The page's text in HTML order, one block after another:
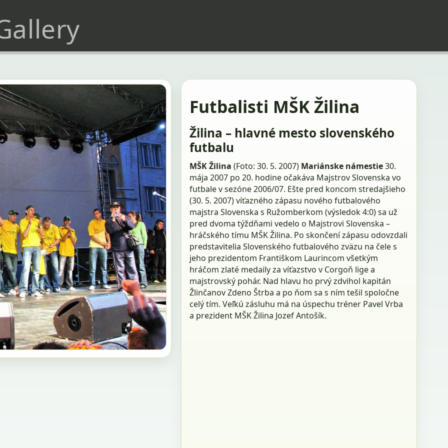
Futbalisti MŠK Žilina
Žilina – hlavné mesto slovenského
futbalu
MŠK Žilina (Foto: 30. 5. 2007) Mariánske námestie30.
mája 2007 po 20. hodine očakáva Majstrov Slovenska vo
futbale v sezóne 2006/07. Ešte pred koncom stredajšieho
(30. 5. 2007) víťazného zápasu nového futbalového
majstra Slovenska s Ružomberkom (výsledok 4:0) sa už
pred dvoma týždňami vedelo o Majstrovi Slovenska –
hráčského tímu MŠK Žilina. Po skončení zápasu odovzdali
predstavitelia Slovenského futbalového zväzu na čele s
jeho prezidentom Františkom Laurincom všetkým
hráčom zlaté medaily za víťazstvo v Corgoň lige a
majstrovský pohár. Nad hlavu ho prvý zdvihol kapitán
Žlinčanov Zdeno Štrba a po ňom sa s ním tešil spoločne
celý tím. Veľkú zásluhu má na úspechu tréner Pavel Vrba
a prezident MŠK Žilina Jozef Antošík.